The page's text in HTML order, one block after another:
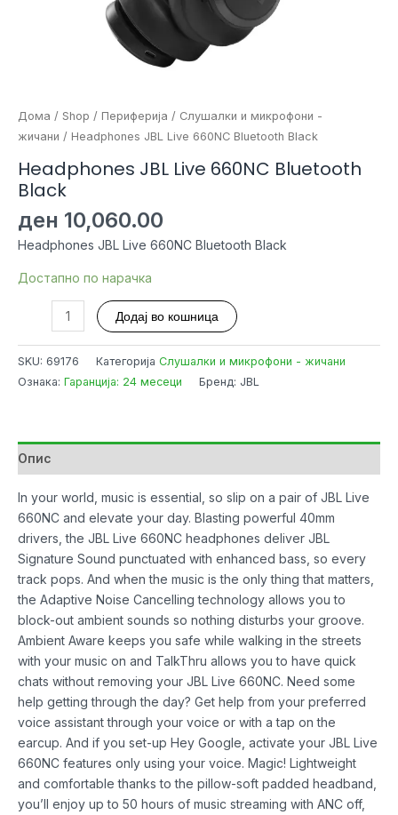
Дома / Shop / Периферија / Слушалки и микрофони -
жичани / Headphones JBL Live 660NC Bluetooth Black
Headphones JBL Live 660NC Bluetooth
Black
ден 10,060.00
Headphones JBL Live 660NC Bluetooth Black
Достапно по нарачка
Headphones
Live
Додај во кошница
SKU: 69176 Категорија Слушалки и микрофони - жичани
Ознака: Гаранција: 24 месеци Бренд: JBL
Опис
In your world, music is essential, so slip on a pair of JBL Live
660NC and elevate your day. Blasting powerful 40mm
drivers, the JBL Live 660NC headphones deliver JBL
Signature Sound punctuated with enhanced bass, so every
track pops. And when the music is the only thing that matters,
the Adaptive Noise Cancelling technology allows you to
block-out ambient sounds so nothing disturbs your groove.
Ambient Aware keeps you safe while walking in the streets
with your music on and TalkThru allows you to have quick
chats without removing your JBL Live 660NC. Need some
help getting through the day? Get help from your preferred
voice assistant through your voice or with a tap on the
earcup. And if you set-up Hey Google, activate your JBL Live
660NC features only using your voice. Magic! Lightweight
and comfortable thanks to the pillow-soft padded headband,
you’ll enjoy up to 50 hours of music streaming with ANC off,